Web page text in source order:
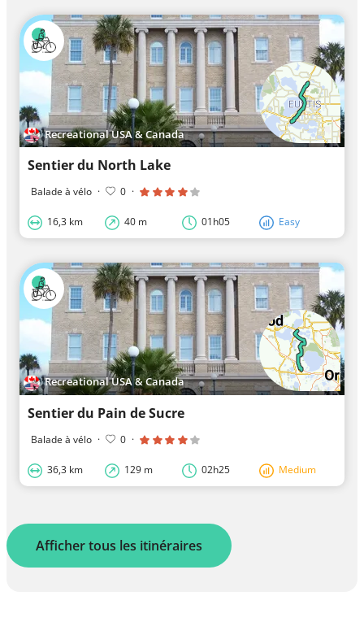
Recreational USA & Canada
Sentier du North Lake
Balade à vélo · 0 ·
16,3 km 40 m 01h05 Easy
Recreational USA & Canada
Sentier du Pain de Sucre
Balade à vélo · 0 ·
36,3 km 129 m 02h25 Medium
Afficher tous les itinéraires